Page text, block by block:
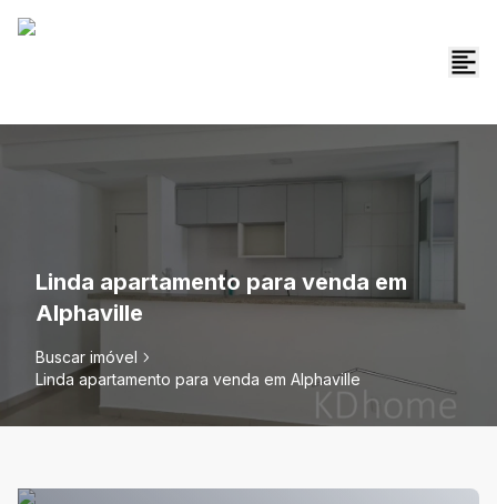
Linda apartamento para venda em
Alphaville
Buscar imóvel
Linda apartamento para venda em Alphaville